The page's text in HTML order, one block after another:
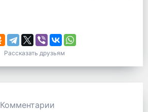
Рассказать друзьям
Комментарии